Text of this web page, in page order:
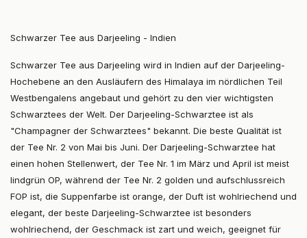
Schwarzer Tee aus Darjeeling - Indien
Schwarzer Tee aus Darjeeling wird in Indien auf der Darjeeling-
Hochebene an den Ausläufern des Himalaya im nördlichen Teil
Westbengalens angebaut und gehört zu den vier wichtigsten
Schwarztees der Welt. Der Darjeeling-Schwarztee ist als
"Champagner der Schwarztees" bekannt. Die beste Qualität ist
der Tee Nr. 2 von Mai bis Juni. Der Darjeeling-Schwarztee hat
einen hohen Stellenwert, der Tee Nr. 1 im März und April ist meist
lindgrün OP, während der Tee Nr. 2 golden und aufschlussreich
FOP ist, die Suppenfarbe ist orange, der Duft ist wohlriechend und
elegant, der beste Darjeeling-Schwarztee ist besonders
wohlriechend, der Geschmack ist zart und weich, geeignet für